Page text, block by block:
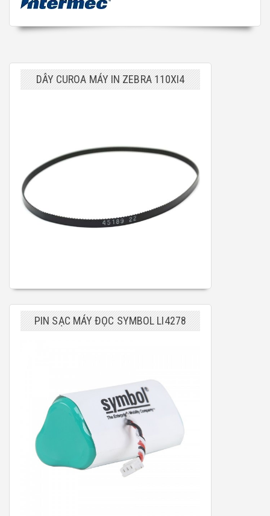
DÂY CUROA MÁY IN ZEBRA 110XI4
PIN SẠC MÁY ĐỌC SYMBOL LI4278